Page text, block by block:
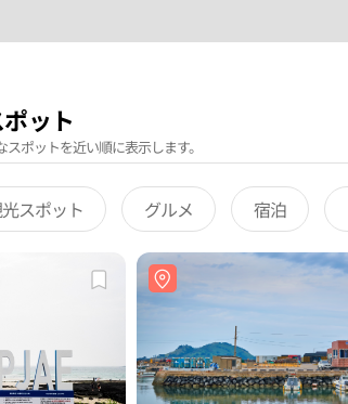
ット
ポットを近い順に表示します。
スポット グルメ 宿泊